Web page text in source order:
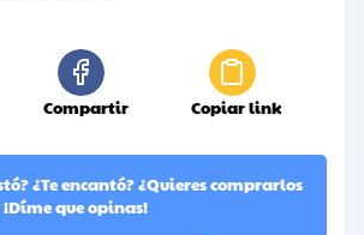
Compartir Copiar link
¿Te encantó? ¿Quieres comprarlos
que opinas!